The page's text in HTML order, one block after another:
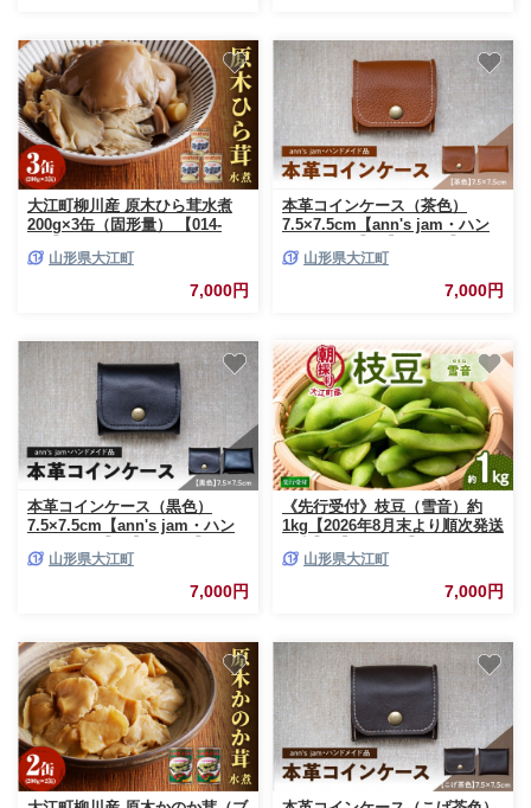
大江町柳川産 原木ひら茸水煮
200g×3缶（固形量） 【014-
山形県大江町
7,000円
本革コインケース（茶色）
7.5×7.5cm【ann's jam・ハン
山形県大江町
7,000円
本革コインケース（黒色）
7.5×7.5cm【ann's jam・ハン
山形県大江町
7,000円
《先行受付》枝豆（雪音）約
1kg【2026年8月末より順次発送
山形県大江町
7,000円